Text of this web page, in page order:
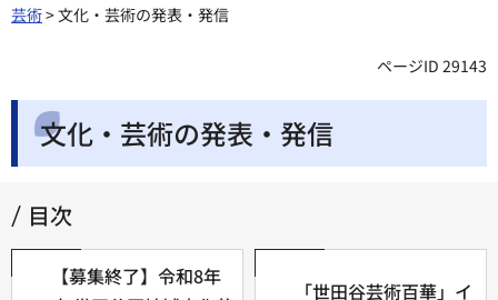
芸術> 文化・芸術の発表・発信
ページID 29143
文化・芸術の発表・発信
目次
【募集終了】令和8年
「世田谷芸術百華」イ